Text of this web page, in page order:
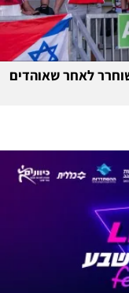
לאחר שאוהדים